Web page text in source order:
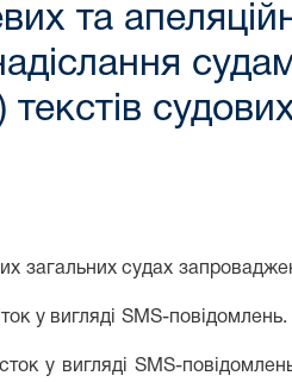
та
судах
у вигляді SMS-повідомлень.
у вигляді SMS-